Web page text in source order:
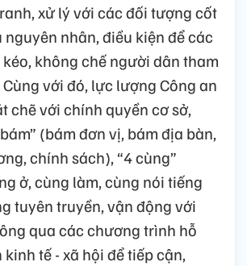
xử lý với các đối tượng cốt
nhân, điều kiện để các
không chế người dân tham
với đó, lực lượng Công an
chẽ với chính quyền cơ sở,
(bám đơn vị, bám địa bàn,
chính sách), “4 cùng”
ở, cùng làm, cùng nói tiếng
tuyên truyền, vận động với
qua các chương trình hỗ
tế - xã hội để tiếp cận,